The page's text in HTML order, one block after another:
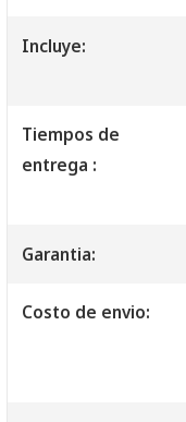
Incluye:
Tiempos de
entrega :
Garantia:
Costo de envio: